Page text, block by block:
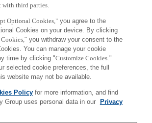
[INFO] Sony Chinaによる、
Synecocultureを活用した緑茶
製品の発表に舩橋リサーチディ
レクターが登壇しました
2026年6月18日
More
with third parties.
Optional Cookies,"you agree to the
Cookies on your device. By clicking
" you withdraw your consent to the
You can manage your cookie
time by clicking "Customize Cookies."
selected cookie preferences, the full
website may not be available.
Policyfor more information, and find
Group uses personal data in our
Privacy